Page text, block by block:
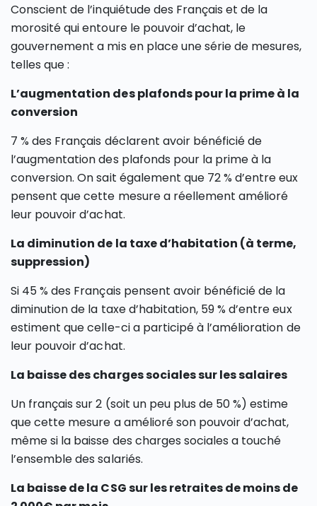
Conscient de l’inquiétude des Français et de la
morosité qui entoure le pouvoir d’achat, le
gouvernement a mis en place une série de mesures,
telles que :
L’augmentation des plafonds pour la prime à la
conversion
7 % des Français déclarent avoir bénéficié de
l’augmentation des plafonds pour la prime à la
conversion. On sait également que 72 % d’entre eux
pensent que cette mesure a réellement amélioré
leur pouvoir d’achat.
La diminution de la taxe d’habitation (à terme,
suppression)
Si 45 % des Français pensent avoir bénéficié de la
diminution de la taxe d’habitation, 59 % d’entre eux
estiment que celle-ci a participé à l’amélioration de
leur pouvoir d’achat.
La baisse des charges sociales sur les salaires
Un français sur 2 (soit un peu plus de 50 %) estime
que cette mesure a amélioré son pouvoir d’achat,
même si la baisse des charges sociales a touché
l’ensemble des salariés.
La baisse de la CSG sur les retraites de moins de